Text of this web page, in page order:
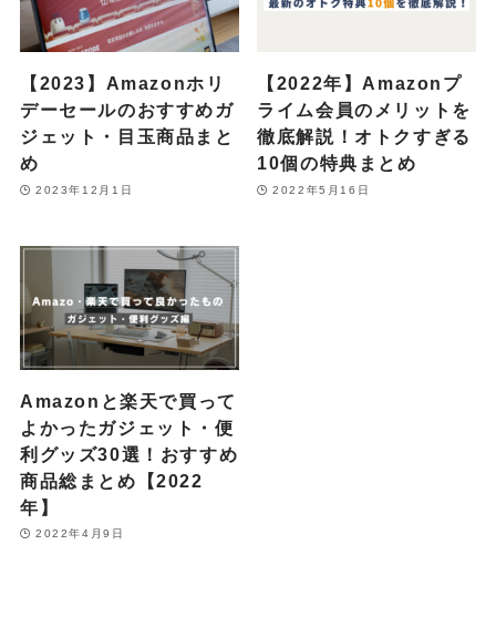
【2023】Amazonホリ
デーセールのおすすめガ
ジェット・目玉商品まと
め
2023年12月1日
【2022年】Amazonプ
ライム会員のメリットを
徹底解説！オトクすぎる
10個の特典まとめ
2022年5月16日
Amazonと楽天で買って
よかったガジェット・便
利グッズ30選！おすすめ
商品総まとめ【2022
年】
2022年4月9日